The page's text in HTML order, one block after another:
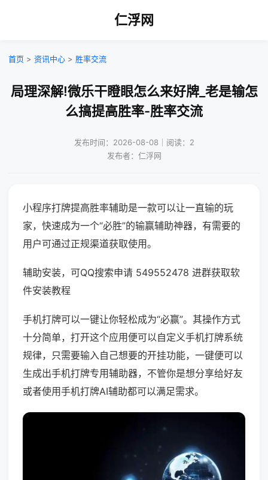
仁浮网
首页 > 资讯中心 > 胜率交流
局理深解!微乐干瞪眼怎么来好牌_老是输怎
么搞提高胜率-胜率交流
发布时间：2026-08-08｜阅读：2
发布者：仁浮网
小程序打牌提高胜率辅助是一款可以让一直输的玩
家，快速成为一个“必胜”的输赢辅助神器，有需要的
用户可通过正规渠道获取使用。
辅助安装，可QQ搜索申请 549552478 进群获取软
件安装教程
手机打牌可以一键让你轻松成为“必赢”。其操作方式
十分简单，打开这个应用便可以自定义手机打牌系统
规律，只需要输入自己想要的开挂功能，一键便可以
生成出手机打牌专用辅助器，不管你是想分享给好友
或者使用手机打牌AI辅助都可以满足需求。